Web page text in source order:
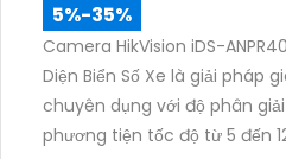
5%-35%
Camera HikVision iDS-
Diện Biển Số Xe là giải pháp
chuyên dụng với độ phân
phương tiện tốc độ từ 5 đến